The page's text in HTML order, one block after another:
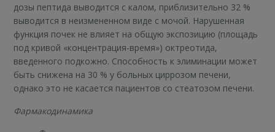
дозы пептида выводится с калом, приблизительно 32 %
выводится в неизмененном виде с мочой. Нарушенная
функция почек не влияет на общую экспозицию (площадь
под кривой «концентрация-время») октреотида,
введенного подкожно. Способность к элиминации может
быть снижена на 30 % у больных циррозом печени,
однако это не касается пациентов со стеатозом печени.
Фармакодинамика